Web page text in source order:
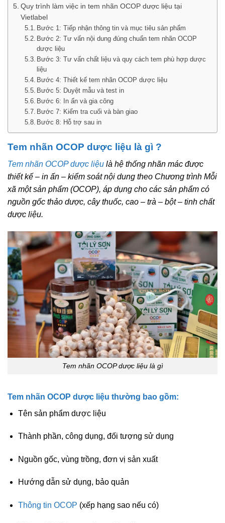
Quy trình làm việc in tem nhãn OCOP dược liệu tại
Vietlabel
Bước 1: Tiếp nhận thông tin và mục tiêu sản phẩm
Bước 2: Tư vấn nội dung đúng chuẩn tem nhãn OCOP
dược liệu
Bước 3: Tư vấn chất liệu và quy cách tem phù hợp dược
liệu
Bước 4: Thiết kế tem nhãn OCOP dược liệu
Bước 5: Duyệt mẫu và test in
Bước 6: In ấn và gia công
Bước 7: Kiểm tra cuối và bàn giao
Bước 8: Hỗ trợ sau in
Tem nhãn OCOP dược liệu là gì ?
Tem nhãn OCOP dược liệu là hệ thống nhãn mác được
thiết kế – in ấn – kiểm soát nội dung theo Chương trình Mỗi
xã một sản phẩm (OCOP), áp dụng cho các sản phẩm có
nguồn gốc thảo dược, cây thuốc, cao – trà – bột – tinh chất
dược liệu.
Tem nhãn OCOP dược liệu là gì
Tem nhãn OCOP dược liệu thường bao gồm:
Tên sản phẩm dược liệu
Thành phần, công dụng, đối tượng sử dụng
Nguồn gốc, vùng trồng, đơn vị sản xuất
Hướng dẫn sử dụng, bảo quản
Thông tin OCOP (xếp hạng sao nếu có)